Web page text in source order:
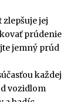
jej
prúdenie
jemný prúd
každej
vozidlom